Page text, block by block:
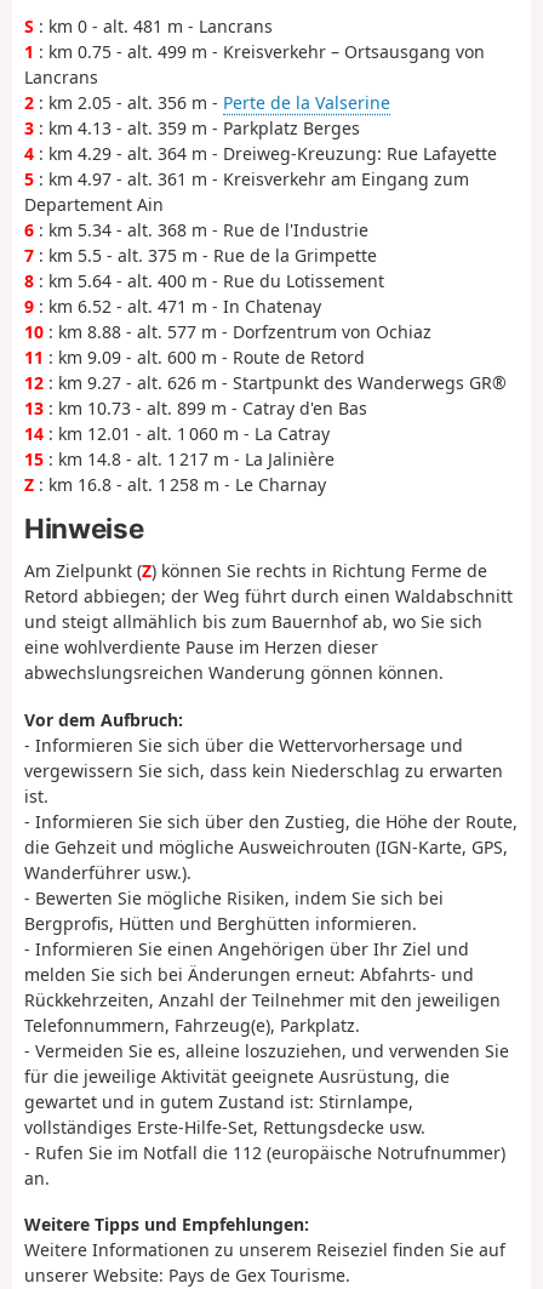
S : km 0 - alt. 481 m - Lancrans
1 : km 0.75 - alt. 499 m - Kreisverkehr – Ortsausgang von
Lancrans
2 : km 2.05 - alt. 356 m - Perte de la Valserine
3 : km 4.13 - alt. 359 m - Parkplatz Berges
4 : km 4.29 - alt. 364 m - Dreiweg-Kreuzung: Rue Lafayette
5 : km 4.97 - alt. 361 m - Kreisverkehr am Eingang zum
Departement Ain
6 : km 5.34 - alt. 368 m - Rue de l'Industrie
7 : km 5.5 - alt. 375 m - Rue de la Grimpette
8 : km 5.64 - alt. 400 m - Rue du Lotissement
9 : km 6.52 - alt. 471 m - In Chatenay
10 : km 8.88 - alt. 577 m - Dorfzentrum von Ochiaz
11 : km 9.09 - alt. 600 m - Route de Retord
12 : km 9.27 - alt. 626 m - Startpunkt des Wanderwegs GR®
13 : km 10.73 - alt. 899 m - Catray d'en Bas
14 : km 12.01 - alt. 1 060 m - La Catray
15 : km 14.8 - alt. 1 217 m - La Jalinière
Z : km 16.8 - alt. 1 258 m - Le Charnay
Hinweise
Am Zielpunkt (Z) können Sie rechts in Richtung Ferme de
Retord abbiegen; der Weg führt durch einen Waldabschnitt
und steigt allmählich bis zum Bauernhof ab, wo Sie sich
eine wohlverdiente Pause im Herzen dieser
abwechslungsreichen Wanderung gönnen können.
Vor dem Aufbruch:
- Informieren Sie sich über die Wettervorhersage und
vergewissern Sie sich, dass kein Niederschlag zu erwarten
ist.
- Informieren Sie sich über den Zustieg, die Höhe der Route,
die Gehzeit und mögliche Ausweichrouten (IGN-Karte, GPS,
Wanderführer usw.).
- Bewerten Sie mögliche Risiken, indem Sie sich bei
Bergprofis, Hütten und Berghütten informieren.
- Informieren Sie einen Angehörigen über Ihr Ziel und
melden Sie sich bei Änderungen erneut: Abfahrts- und
Rückkehrzeiten, Anzahl der Teilnehmer mit den jeweiligen
Telefonnummern, Fahrzeug(e), Parkplatz.
- Vermeiden Sie es, alleine loszuziehen, und verwenden Sie
für die jeweilige Aktivität geeignete Ausrüstung, die
gewartet und in gutem Zustand ist: Stirnlampe,
vollständiges Erste-Hilfe-Set, Rettungsdecke usw.
- Rufen Sie im Notfall die 112 (europäische Notrufnummer)
an.
Weitere Tipps und Empfehlungen:
Weitere Informationen zu unserem Reiseziel finden Sie auf
unserer Website: Pays de Gex Tourisme.